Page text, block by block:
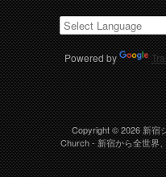
Powered by
Copyright © 2026新宿
Church- 新宿から全世界